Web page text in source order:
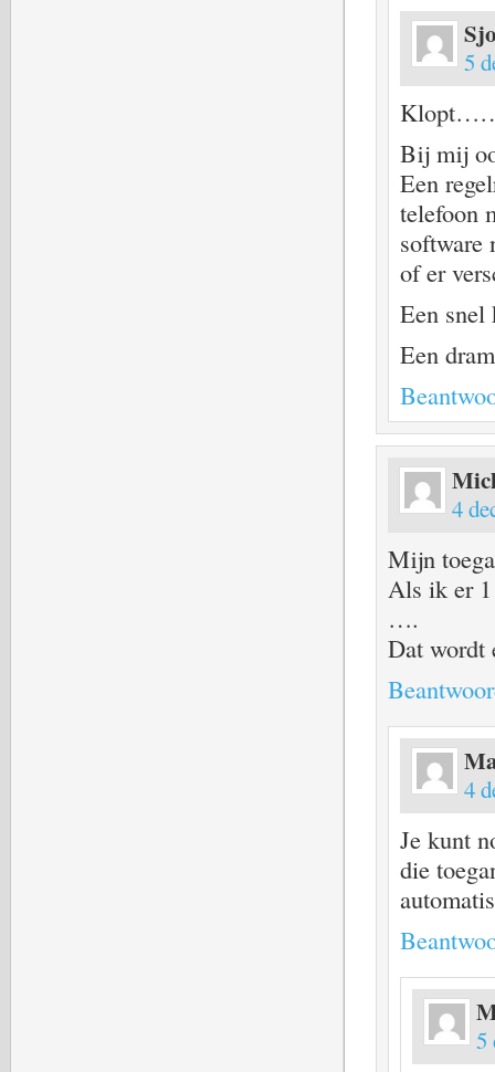
5
Bij mij
Een
telefoon
software
of er
Een
Een
4
Mijn
Als ik er 1
….
Dat
4
Je kunt
die
5